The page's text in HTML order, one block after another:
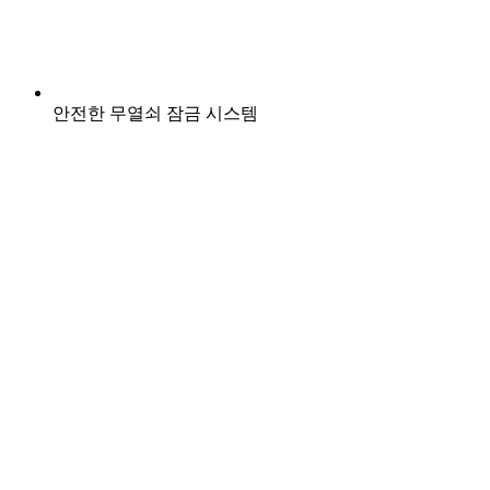
안전한 무열쇠 잠금 시스템